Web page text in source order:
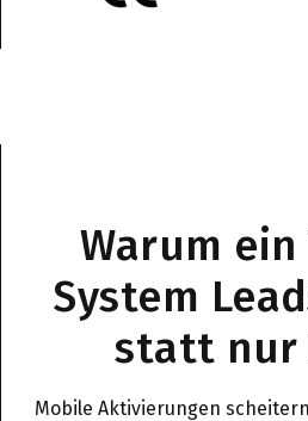
Warum
System
statt nur
Mobile Aktivierungen